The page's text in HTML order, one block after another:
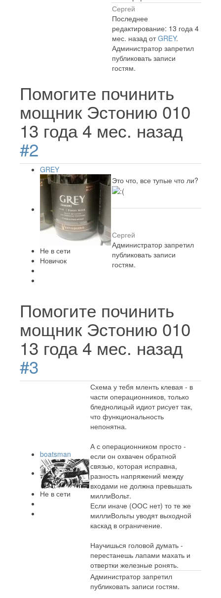
Сергей
Последнее
редактирование: 13 года 4
мес. назад отGREY.
Администратор запретил
публиковать записи
гостям.
Помогите починить
мощник Эстонию 010
13 года 4 мес. назад
#2
GREY
Не в сети
Новичок
Это что, все тупые что ли?
Сергей
Администратор запретил
публиковать записи
гостям.
Помогите починить
мощник Эстонию 010
13 года 4 мес. назад
#3
boatsman
Не в сети
Схема у тебя мленть клевая - в
части операционников, только
бледнолицый идиот рисует так,
что функциональность
непонятна.
А с операционником просто -
если он охвачен обратной
связью, которая исправна,
разность напряжений между
входами не должна превышать
миллиВольт.
Если иначе (ООС нет) то те же
миллиВольты уводят выходной
каскад в ограничение.
Научишься головой думать -
перестанешь лапами махать и
отвертки железные ронять.
Администратор запретил
публиковать записи гостям.